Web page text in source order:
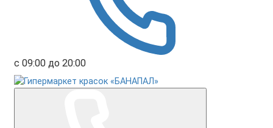
с 09:00 до 20:00